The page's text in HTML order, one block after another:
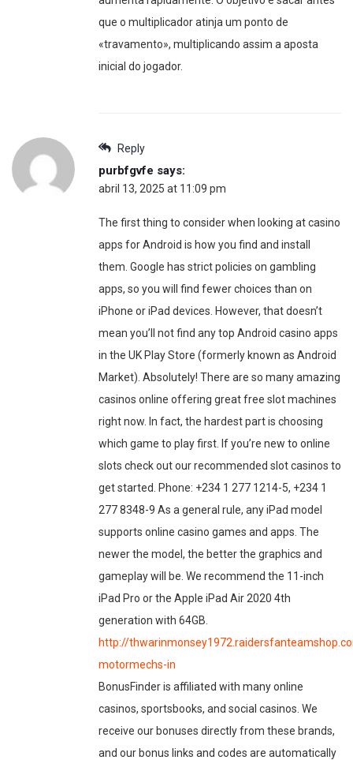
que o multiplicador atinja um ponto de
«travamento», multiplicando assim a aposta
inicial do jogador.
Reply
purbfgvfe says:
abril 13, 2025 at 11:09 pm
The first thing to consider when looking at casino
apps for Android is how you find and install
them. Google has strict policies on gambling
apps, so you will find fewer choices than on
iPhone or iPad devices. However, that doesn’t
mean you’ll not find any top Android casino apps
in the UK Play Store (formerly known as Android
Market). Absolutely! There are so many amazing
casinos online offering great free slot machines
right now. In fact, the hardest part is choosing
which game to play first. If you’re new to online
slots check out our recommended slot casinos to
get started. Phone: +234 1 277 1214-5, +234 1
277 8348-9 As a general rule, any iPad model
supports online casino games and apps. The
newer the model, the better the graphics and
gameplay will be. We recommend the 11-inch
iPad Pro or the Apple iPad Air 2020 4th
generation with 64GB.
http://
motormechs-in
BonusFinder is affiliated with many online
casinos, sportsbooks, and social casinos. We
receive our bonuses directly from these brands,
and our bonus links and codes are automatically